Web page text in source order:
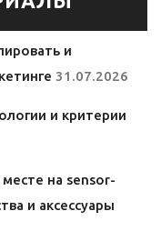
и
31.07.2026
и критерии
на sensor-
и аксессуары